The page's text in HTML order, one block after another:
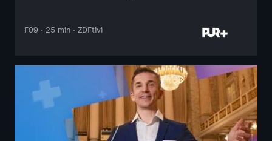
F09 · 25 min · ZDFtivi